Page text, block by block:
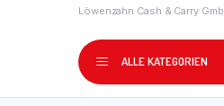
Löwenzahn Cash & Carry
ALLE KATEGORIEN